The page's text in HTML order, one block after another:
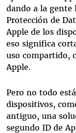
dando a la gente
Protección de
Apple de los
eso significa
uso compartido,
Apple.
Pero no todo
dispositivos,
antiguo, una
segundo ID de